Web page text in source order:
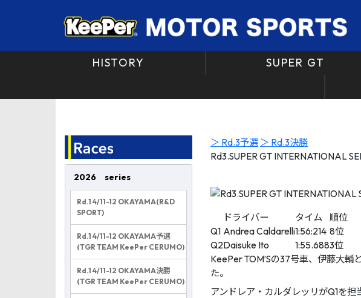
HISTORY SUPER GT
2026 series
Rd.1 4/11-12 OKAYAMA(R&D
SPORT)
Rd.1 4/11-12 OKAYAMA予選
(TGR TEAM KeePer CERUMO)
Rd.1 4/11-12 OKAYAMA決勝
(TGR TEAM KeePer CERUMO)
＞ Rd.3予選 ＞ Rd.3決勝
Rd3.SUPER GT INTERNATIONAL
ドライバー タイム
順位
Q1 Andrea Caldarelli1:56:214 8位
Q2Daisuke Ito 1:55.6883位
KeePer TOM’Sの37号車、伊藤大
た。
アンドレア・カルダレッリがQ1を